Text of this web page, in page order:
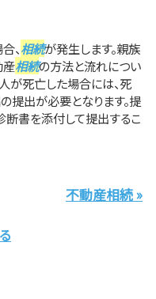
、相続が発生します。親族
産相続の方法と流れについ
が死亡した場合には、死
提出が必要となります。提
書を添付して提出するこ
不動産相続 »